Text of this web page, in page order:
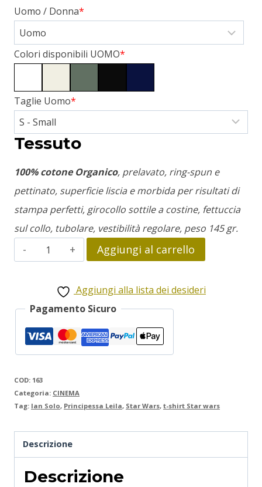
*
Uomo / Donna
*
Colori disponibili UOMO
*
Taglie Uomo
Tessuto
100% cotone Organico, prelavato, ring-spun e
pettinato, superficie liscia e morbida per risultati di
stampa perfetti, girocollo sottile a costine, fettuccia
sul collo, tubolare, vestibilità regolare, peso 145 gr.
Star
Wars
quantità
Aggiungi al carrello
Aggiungi alla lista dei desideri
Pagamento Sicuro
COD: 163
Categoria: CINEMA
Tag: Ian Solo, Principessa Leila, Star Wars, t-shirt Star wars
Descrizione
Descrizione